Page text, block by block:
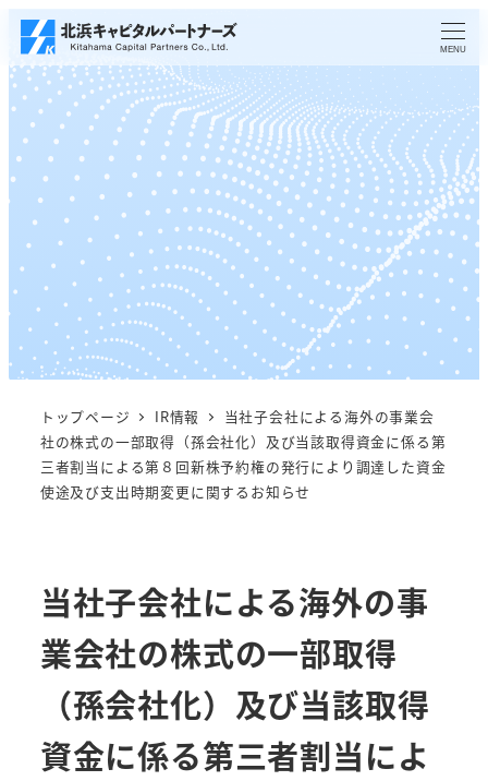
メ
イ
ン
コ
ン
テ
ン
へ
移
MENU
トップページ IR情報
当社子会社による海外の事業会
社の株式の一部取得（孫会社化）及び当該取得資金に係る第
三者割当による第８回新株予約権の発行により調達した資金
使途及び支出時期変更に関するお知らせ
当社子会社による海外の事
業会社の株式の一部取得
（孫会社化）及び当該取得
資金に係る第三者割当によ